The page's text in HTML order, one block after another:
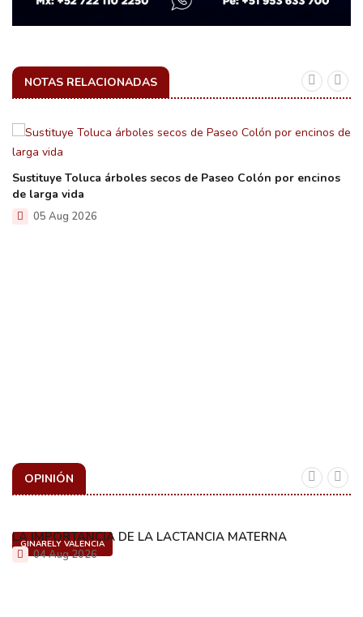
NOTAS RELACIONADAS
Sustituye Toluca árboles secos de Paseo Colón por encinos
de larga vida
05 Aug 2026
OPINIÓN
GINARELY VALENCIA
LA IMPORTANCIA DE LA LACTANCIA MATERNA
04 Aug 2026